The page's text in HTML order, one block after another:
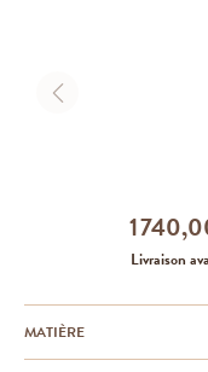
1
Livraison
MATIÈRE